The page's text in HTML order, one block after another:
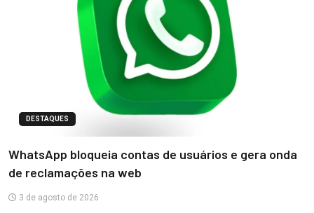
DESTAQUES
WhatsApp bloqueia contas de usuários e gera onda
de reclamações na web
3 de agosto de 2026